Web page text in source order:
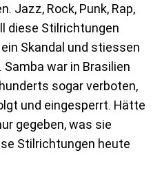
Jazz, Rock, Punk, Rap,
diese Stilrichtungen
Skandal und stiessen
war in Brasilien
sogar verboten,
und eingesperrt. Hätte
gegeben, was sie
Stilrichtungen heute